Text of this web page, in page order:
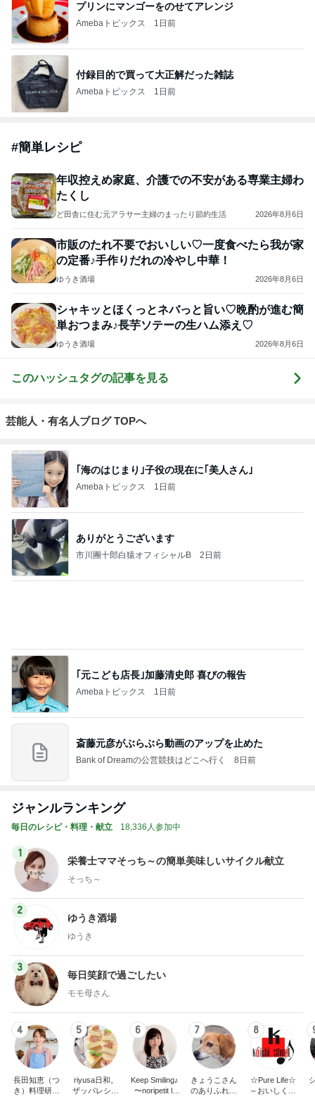
プリンにマンゴーをのせてアレンジ
Amebaトピックス 1日前
付録目的で買って大正解だった雑誌
Amebaトピックス 1日前
#簡単レシピ
年収控えめ家庭、介護での不安がある専業主婦わ
たくし
ど田舎に住む元アラサー主婦のまったり節約生活 2026年8月6日
市販のたれ不要でおいしい♡一度食べたら我が家
の定番♪手作りだれの冷やし中華！
ゆうき酒場 2026年8月6日
シャキッとほくっとネバっと旨い♡晩酌が進む簡
単おつまみ♪長芋ソテーの生ハム添え♡
ゆうき酒場 2026年8月6日
このハッシュタグの記事を見る
芸能人・有名人ブログ TOPへ
｢海のはじまり｣子役の現在に｢美人さん｣
Amebaトピックス 1日前
ありがとうございます
市川團十郎白猿オフィシャルB 2日前
斎藤元彦がぶらぶら動画のアップを止めた
Bank of Dreamの公営競技はどこへ行く
ジャンルランキング
毎日のレシピ・料理・献立 18,336人参加中
1
そっち～
ゆうき
3
モモ母さん
4
長田知恵（つ
き）料理研究
家「ご飯と可
愛いおやつ、
キッチンアイ
テム」
riyusa日和。
ザッパレシピ
で褒められお
やつと時々お
かず
Keep Smiling♪
〜noripetit lif
e〜 おうちご
はんと日々の
事。
きょうこさん
のありふれた
日常とばーば
の食堂本日の
メニュー
☆Pure Life☆
～おいしく、
楽しく、健康
に。～
もっと見る